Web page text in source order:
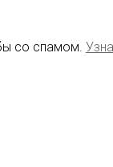
со спамом.